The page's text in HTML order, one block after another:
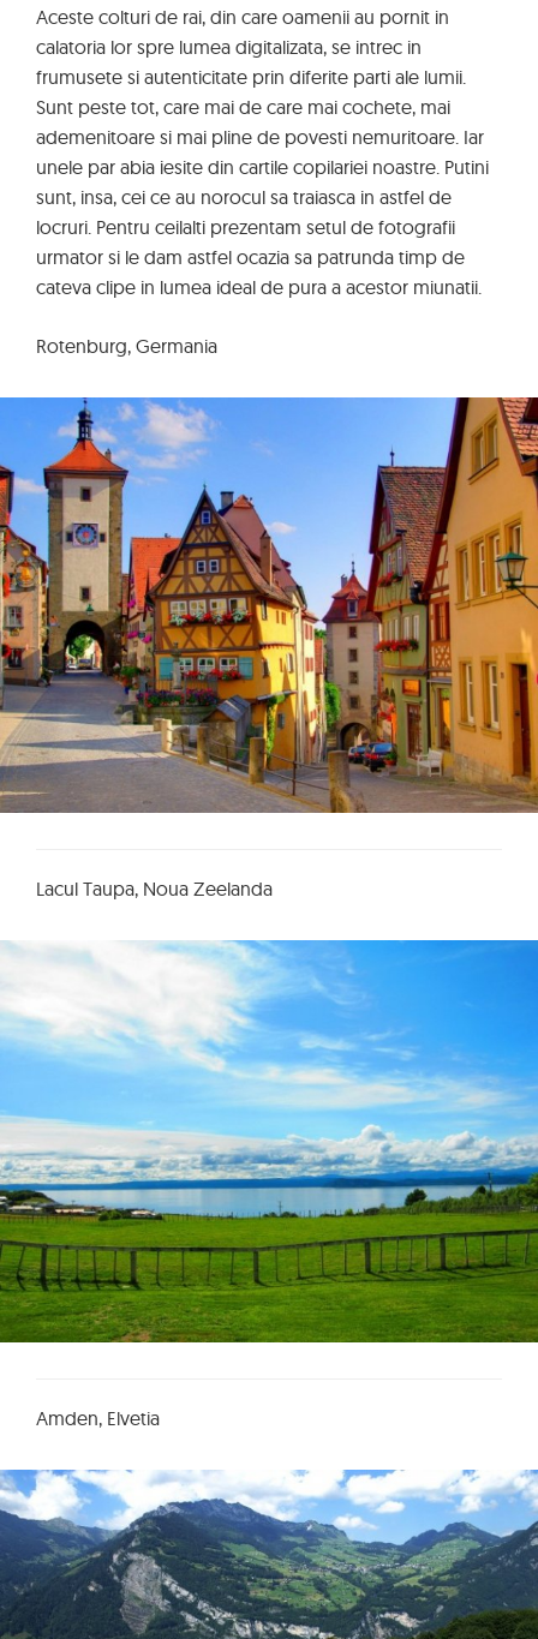
Aceste colturi de rai, din care oamenii au pornit in
calatoria lor spre lumea digitalizata, se intrec in
frumusete si autenticitate prin diferite parti ale lumii.
Sunt peste tot, care mai de care mai cochete, mai
ademenitoare si mai pline de povesti nemuritoare. Iar
unele par abia iesite din cartile copilariei noastre. Putini
sunt, insa, cei ce au norocul sa traiasca in astfel de
locruri. Pentru ceilalti prezentam setul de fotografii
urmator si le dam astfel ocazia sa patrunda timp de
cateva clipe in lumea ideal de pura a acestor miunatii.
Rotenburg, Germania
Lacul Taupa, Noua Zeelanda
Amden, Elvetia